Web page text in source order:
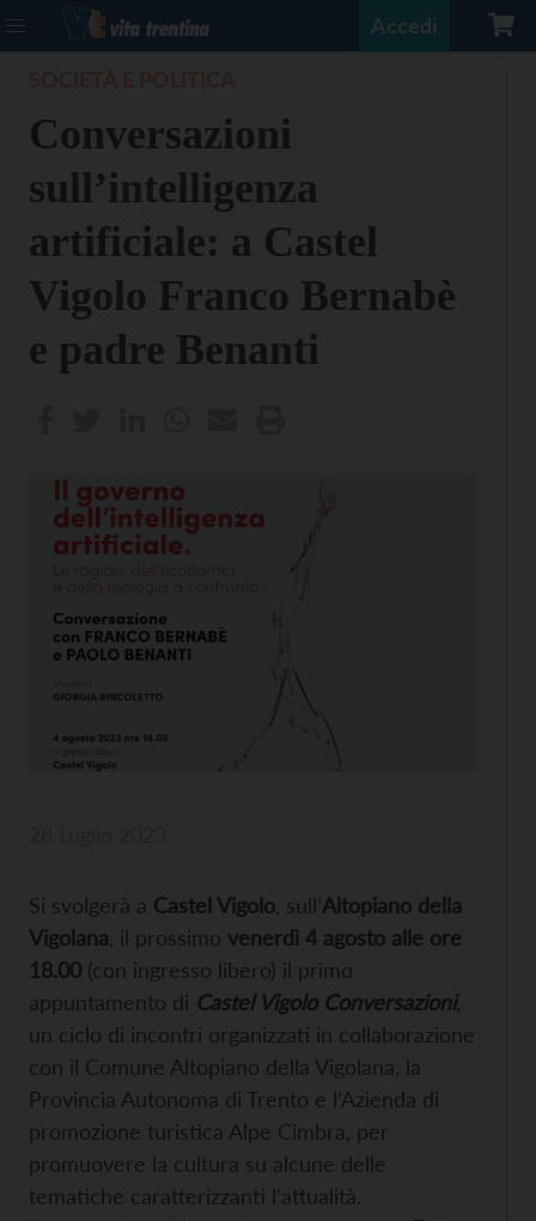
Accedi
Conversazioni
sull’intelligenza
artificiale: a Castel
Vigolo Franco Bernabè
e padre Benanti
Si svolgerà a Castel Vigolo , sull’Altopiano della
Vigolana , il prossimo venerdì 4 agosto alle ore
18.00 (con ingresso libero) il primo
appuntamento di Castel Vigolo Conversazioni,
un ciclo di incontri organizzati in collaborazione
con il Comune Altopiano della Vigolana, la
Provincia Autonoma di Trento e l’Azienda di
promozione turistica Alpe Cimbra, per
promuovere la cultura su alcune delle
tematiche caratterizzanti l’attualità.